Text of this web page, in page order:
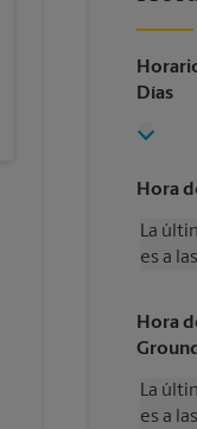
Días
Hora
La
es a
Jueves
Hora
La
es a